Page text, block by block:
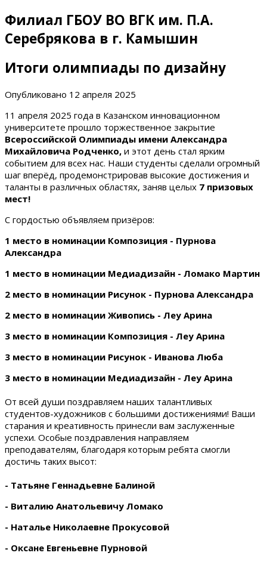
Филиал ГБОУ ВО ВГК им. П.А.
Серебрякова в г. Камышин
Итоги олимпиады по дизайну
Опубликовано 12 апреля 2025
11 апреля 2025 года в Казанском инновационном
университете прошло торжественное закрытие
Всероссийской Олимпиады имени Александра
Михайловича Родченко, и этот день стал ярким
событием для всех нас. Наши студенты сделали огромный
шаг вперёд, продемонстрировав высокие достижения и
таланты в различных областях, заняв целых 7 призовых
мест!
С гордостью объявляем призёров:
1 место в номинации Композиция - Пурнова
Александра
1 место в номинации Медиадизайн - Ломако Мартин
2 место в номинации Рисунок - Пурнова Александра
2 место в номинации Живопись - Леу Арина
3 место в номинации Композиция - Леу Арина
3 место в номинации Рисунок - Иванова Люба
3 место в номинации Медиадизайн - Леу Арина
От всей души поздравляем наших талантливых
студентов-художников с большими достижениями! Ваши
старания и креативность принесли вам заслуженные
успехи. Особые поздравления направляем
преподавателям, благодаря которым ребята смогли
достичь таких высот:
- Татьяне Геннадьевне Балиной
- Виталию Анатольевичу Ломако
- Наталье Николаевне Прокусовой
- Оксане Евгеньевне Пурновой